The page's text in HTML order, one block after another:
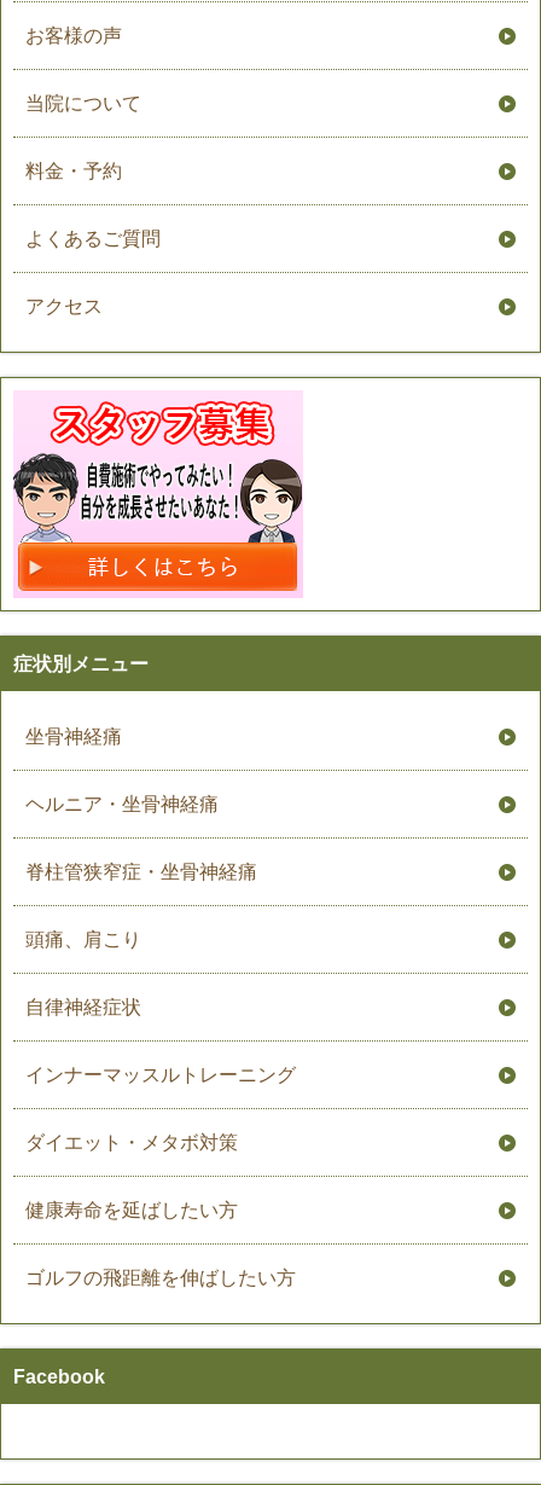
お客様の声
当院について
料金・予約
よくあるご質問
アクセス
症状別メニュー
坐骨神経痛
ヘルニア・坐骨神経痛
脊柱管狭窄症・坐骨神経痛
頭痛、肩こり
自律神経症状
インナーマッスルトレーニング
ダイエット・メタボ対策
健康寿命を延ばしたい方
ゴルフの飛距離を伸ばしたい方
Facebook